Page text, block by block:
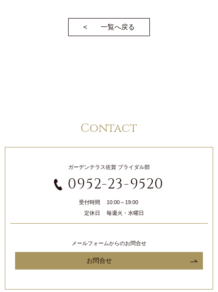
一覧へ戻る
Contact
ガーデンテラス佐賀 ブライダル部
0952-23-9520
受付時間
10:00～19:00
定休日
毎週火・水曜日
メールフォームからのお問合せ
お問合せ